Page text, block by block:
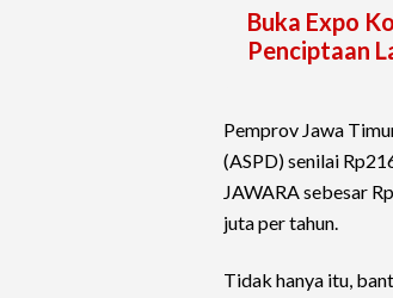
Buka Expo
Penciptaan
Pemprov Jawa
(ASPD) senilai
JAWARA sebesar
juta per tahun.
Tidak hanya itu,